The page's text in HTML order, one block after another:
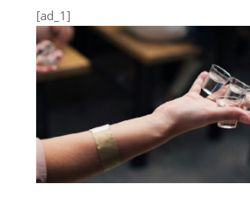
[ad_1]